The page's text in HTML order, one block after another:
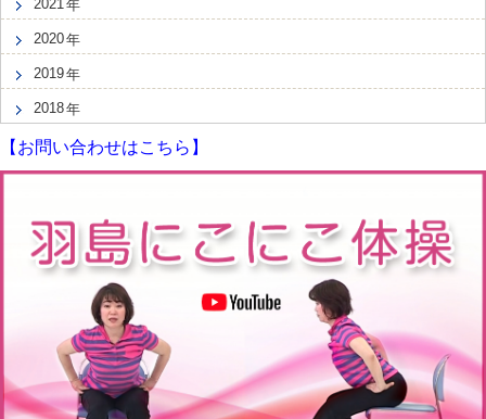
2021
2020
2019
2018
【お問い合わせはこちら】